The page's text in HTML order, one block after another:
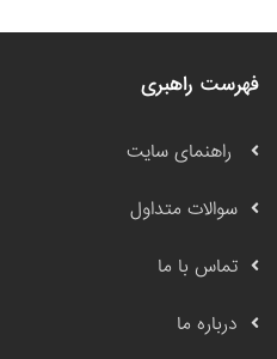
فهرست راهبری
راهنمای سایت
سوالات متداول
تماس با ما
درباره ما